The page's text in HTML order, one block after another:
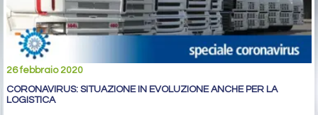
26 febbraio 2020
CORONAVIRUS: SITUAZIONE IN EVOLUZIONE ANCHE PER LA
LOGISTICA